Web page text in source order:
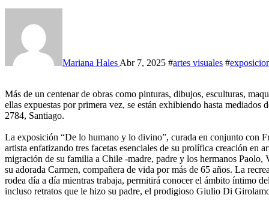
Mariana Hales Abr 7, 2025 #artes visuales #
Más de un centenar de obras como pinturas, dibujos, esculturas, maquetas, estudios y bocetos de Claudio Di Girolamo, muchas de
ellas expuestas por primera vez, se están exhibiendo hasta
2784, Santiago.
La exposición “De lo humano y lo divino”, curada en conjunto con
artista enfatizando tres facetas esenciales de su prolífica creación en
migración de su familia a Chile -madre, padre y los hermanos
su adorada Carmen, compañera de vida por más de 65 años. La
rodea día a día mientras trabaja, permitirá conocer el ámbito íntimo
incluso retratos que le hizo su padre, el prodigioso Giulio Di